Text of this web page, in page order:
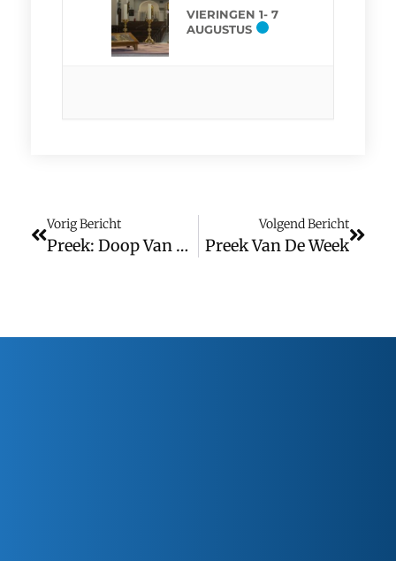
VIERINGEN 1- 7
AUGUSTUS
Vorig Bericht
Preek: Doop Van De Heer
Volgend Bericht
Preek Van De Week